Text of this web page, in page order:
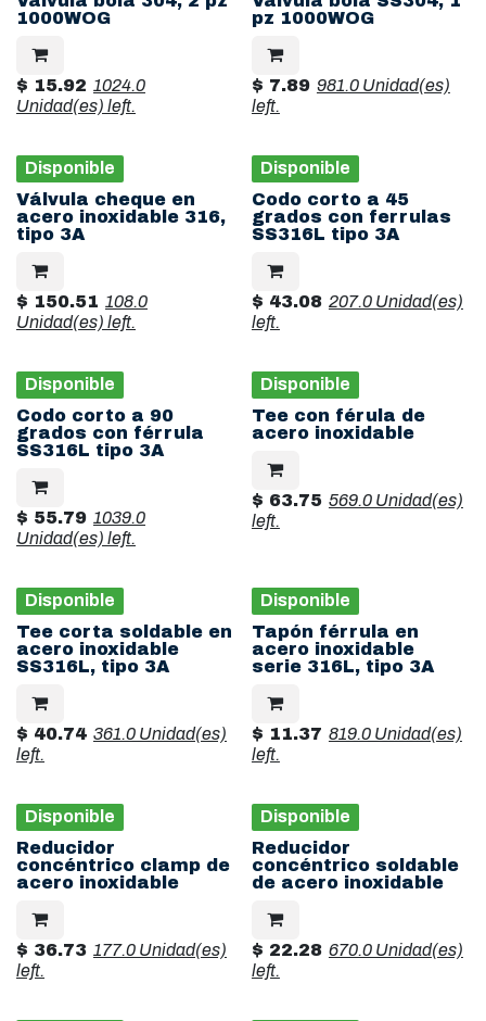
1000WOG
$ 15.92 1024.0
Unidad(es) left.
pz 1000WOG
$ 7.89 981.0 Unidad(es)
left.
Disponible
Válvula cheque en
acero inoxidable 316,
tipo 3A
$ 150.51 108.0
Unidad(es) left.
Disponible
Codo corto a 45
grados con ferrulas
SS316L tipo 3A
$ 43.08 207.0 Unidad(es)
left.
Disponible
Codo corto a 90
grados con férrula
SS316L tipo 3A
$ 55.79 1039.0
Unidad(es) left.
Disponible
Tee con férula de
acero inoxidable
$ 63.75 569.0 Unidad(es)
left.
Disponible
Tee corta soldable en
acero inoxidable
SS316L, tipo 3A
$ 40.74 361.0 Unidad(es)
left.
Disponible
Tapón férrula en
acero inoxidable
serie 316L, tipo 3A
$ 11.37 819.0 Unidad(es)
left.
Disponible
Reducidor
concéntrico clamp de
acero inoxidable
$ 36.73 177.0 Unidad(es)
left.
Disponible
Reducidor
concéntrico soldable
de acero inoxidable
$ 22.28 670.0 Unidad(es)
left.